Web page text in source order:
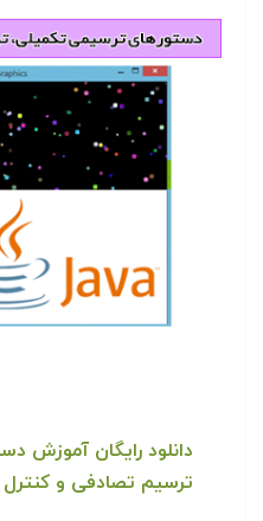
دانلود رایگان آموزش
ترسیم تصادفی و کنترل JLabel در جاوا